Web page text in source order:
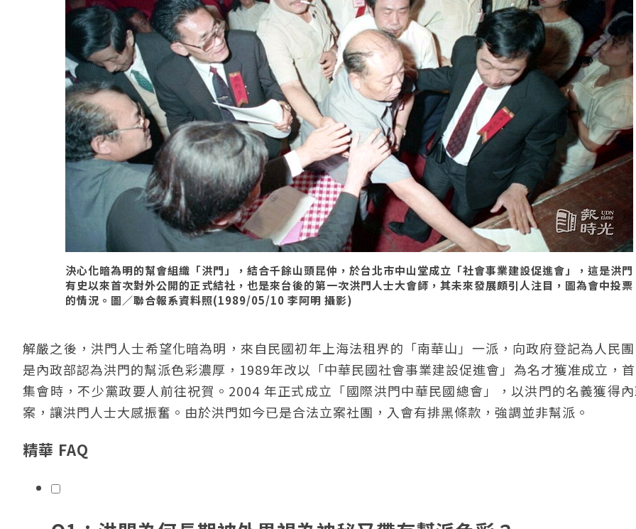
決心化暗為明的幫會組織「洪門」，結合千餘山頭昆仲，於台北市中山堂成立「社會事業建設促進會」，這是洪門
有史以來首次對外公開的正式結社，也是來台後的第一次洪門人士大會師，其未來發展頗引人注目，圖為會中投票
的情況。圖／聯合報系資料照(1989/05/10 李阿明 攝影)
解嚴之後，洪門人士希望化暗為明，來自民國初年上海法租界的「南華山」一派，向政府登記為人民
是內政部認為洪門的幫派色彩濃厚，1989年改以「中華民國社會事業建設促進會」為名才獲准成立，
集會時，不少黨政要人前往祝賀。2004 年正式成立「國際洪門中華民國總會」，以洪門的名義獲得
案，讓洪門人士大感振奮。由於洪門如今已是合法立案社團，入會有排黑條款，強調並非幫派。
精華 FAQ